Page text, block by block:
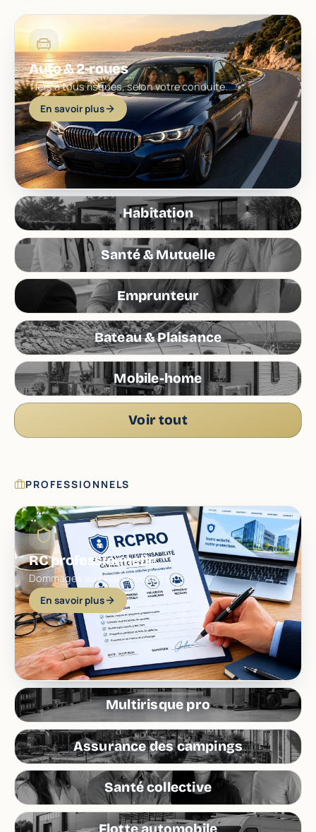
Auto & 2-roues
Tiers à tous risques, selon votre conduite.
En savoir plus
Habitation
Santé & Mutuelle
Emprunteur
Bateau & Plaisance
Mobile-home
Voir tout
PROFESSIONNELS
RC professionnelle
Dommages aux tiers couverts.
En savoir plus
Multirisque pro
Assurance des campings
Santé collective
Flotte automobile